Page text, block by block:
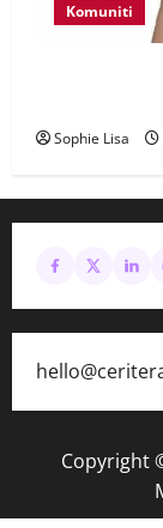
Komuniti
Sophie Lisa
Copyright